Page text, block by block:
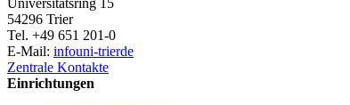
Universitätsring 15
54296 Trier
Tel. +49 651 201-0
E-Mail: infouni-trierde
Zentrale Kontakte
Einrichtungen